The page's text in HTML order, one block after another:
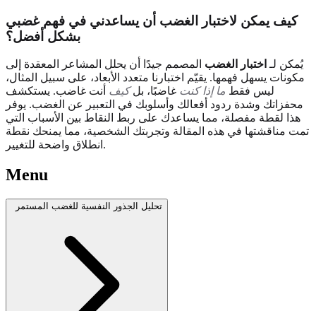
كيف يمكن لاختبار الغضب أن يساعدني في فهم غضبي
بشكل أفضل؟
يُمكن لـ اختبار الغضب المصمم جيدًا أن يحلل المشاعر المعقدة إلى
مكونات يسهل فهمها. يقيّم اختبارنا متعدد الأبعاد، على سبيل المثال،
ليس فقط ما إذا كنت غاضبًا، بلكيف أنت غاضب. يستكشف
محفزاتك وشدة ردود أفعالك وأسلوبك في التعبير عن الغضب. يوفر
هذا لقطة مفصلة، مما يساعدك على ربط النقاط بين الأسباب التي
تمت مناقشتها في هذه المقالة وتجربتك الشخصية، مما يمنحك نقطة
انطلاق واضحة للتغيير.
Menu
تحليل الجذور النفسية للغضب المستمر